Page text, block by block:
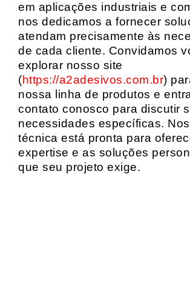
em aplicações industriais e
nos dedicamos a fornecer
atendam precisamente às
de cada cliente. Convidamos
explorar nosso site
(https://a2adesivos.com.br)
nossa linha de produtos e
contato conosco para discutir
necessidades específicas.
técnica está pronta para
expertise e as soluções
que seu projeto exige.